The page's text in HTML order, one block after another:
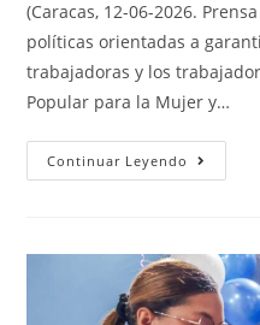
(Caracas, 12-06-2026.
políticas orientadas a
trabajadoras y los
Popular para la Mujer y…
Continuar Leyendo